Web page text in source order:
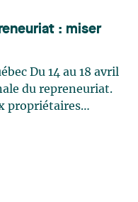
: miser
Du 14 au 18 avril
du repreneuriat.
propriétaires
des repreneurs?
importante